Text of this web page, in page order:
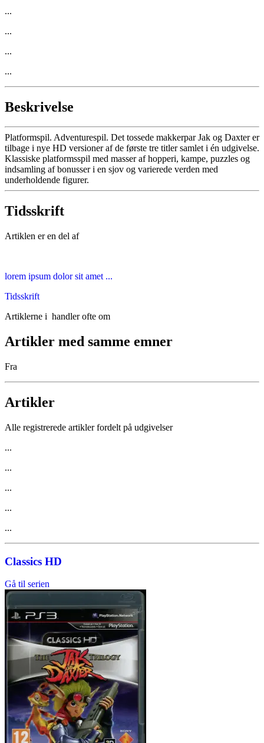
...
...
...
...
Beskrivelse
Platformspil. Adventurespil. Det tossede makkerpar Jak og Daxter er
tilbage i nye HD versioner af de første tre titler samlet i én udgivelse.
Klassiske platformsspil med masser af hopperi, kampe, puzzles og
indsamling af bonusser i en sjov og varierede verden med
underholdende figurer.
Tidsskrift
Artiklen er en del af
lorem ipsum dolor sit amet ...
Tidsskrift
Artiklerne i handler ofte om
Artikler med samme emner
Fra
Artikler
Alle registrerede artikler fordelt på udgivelser
...
...
...
...
...
Classics HD
Gå til serien